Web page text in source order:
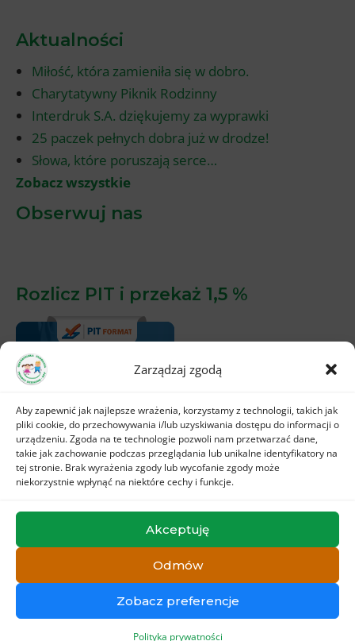
Zarządzaj zgodą
Aby zapewnić jak najlepsze wrażenia, korzystamy z technologii, takich jak
pliki cookie, do przechowywania i/lub uzyskiwania dostępu do informacji o
urządzeniu. Zgoda na te technologie pozwoli nam przetwarzać dane,
takie jak zachowanie podczas przeglądania lub unikalne identyfikatory na
tej stronie. Brak wyrażenia zgody lub wycofanie zgody może
niekorzystnie wpłynąć na niektóre cechy i funkcje.
Akceptuję
Odmów
Zobacz preferencje
Polityka prywatności
Aktualności
Miłość, która zamieniła się w dobro.
Charytatywny Piknik Rodzinny
Interdruk S.A. dziękujemy za wyprawki
25 paczek pełnych dobra już w drodze!
Słowa, które poruszają serce…
Zobacz wszystkie
Obserwuj nas
Rozlicz PIT i przekaż 1,5 %
Copyright © PomocDzieciom
Realizacja:PierwszaStronaMedalu.pl